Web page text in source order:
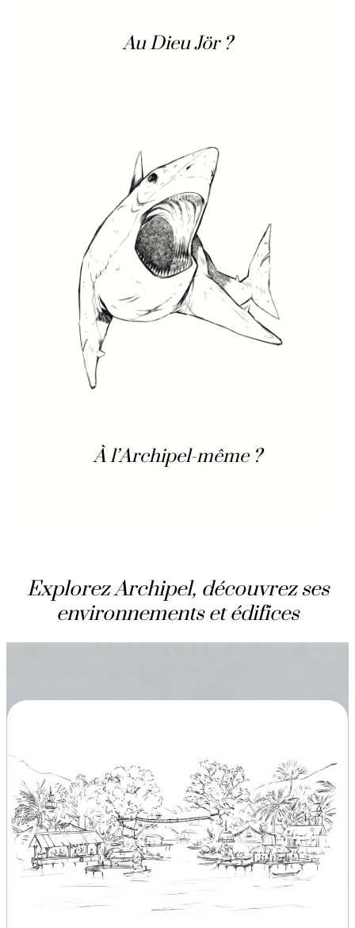
Au Dieu Jör ?
À l’Archipel-même ?
Explorez Archipel, découvrez ses
environnements et édifices